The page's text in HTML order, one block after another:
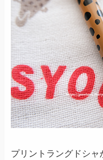
プリントラングドシ